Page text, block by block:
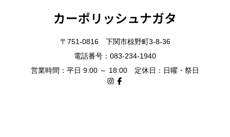
カーポリッシュナガタ
〒751-0816 下関市椋野町3-8-36
電話番号：083-234-1940
営業時間：平日 9:00 ～ 18:00 定休日：日曜・祭日